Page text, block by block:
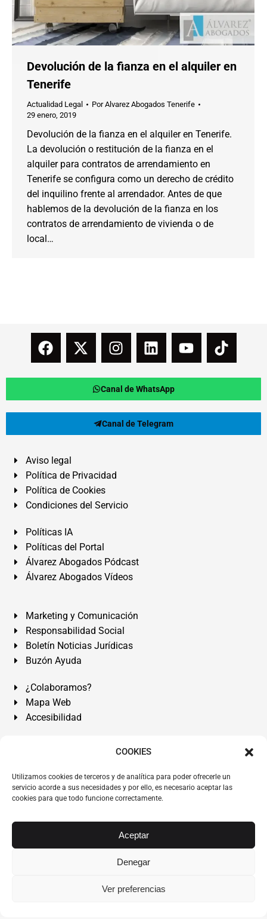
COOKIES
Utilizamos cookies de terceros y de analítica para poder ofrecerle un
servicio acorde a sus necesidades y por ello, es necesario aceptar las
cookies para que todo funcione correctamente.
Aceptar
Denegar
Ver preferencias
Devolución de la fianza en el alquiler en
Tenerife
Actualidad Legal PorAlvarez Abogados Tenerife
29 enero, 2019
Devolución de la fianza en el alquiler en Tenerife.
La devolución o restitución de la fianza en el
alquiler para contratos de arrendamiento en
Tenerife se configura como un derecho de crédito
del inquilino frente al arrendador. Antes de que
hablemos de la devolución de la fianza en los
contratos de arrendamiento de vivienda o de
local…
Canal de WhatsApp
Canal de Telegram
Aviso legal
Política de Privacidad
Política de Cookies
Condiciones del Servicio
Políticas IA
Políticas del Portal
Álvarez Abogados Pódcast
Álvarez Abogados Vídeos
Marketing y Comunicación
Responsabilidad Social
Boletín Noticias Jurídicas
Buzón Ayuda
¿Colaboramos?
Mapa Web
Accesibilidad
Álvarez Abogados Tenerife:Calle Teobaldo Power Nº 7,
de Tenerife. Islas Canarias.
Somos Abogados especialistas del Derecho desde 1954.
Tenerife Sur .Mejores Abogados Tenerife
Abogados colegiados y ejercientes del ICATF.
Todos los derechos reservados.